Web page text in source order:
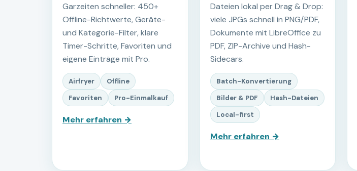
Garzeiten schneller: 450+
Offline-Richtwerte, Geräte-
und Kategorie-Filter, klare
Timer-Schritte, Favoriten und
eigene Einträge mit Pro.
Airfryer
Offline
Favoriten
Pro-Einmalkauf
Mehr erfahren →
Dateien lokal per Drag & Drop:
viele JPGs schnell in PNG/PDF,
Dokumente mit LibreOffice zu
PDF, ZIP-Archive und Hash-
Sidecars.
Batch-Konvertierung
Bilder & PDF
Hash-Dateien
Local-first
Mehr erfahren →